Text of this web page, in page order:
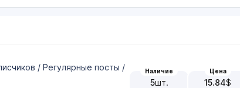
/ Регулярные посты /
Наличие
5шт.
Цена
15.84$